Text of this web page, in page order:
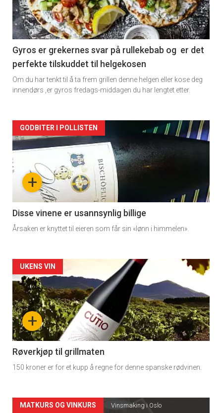
nå
-
2
Gyros er grekernes svar på rullekebab og er det
perfekte tilskuddet til helgekosen
Om du har tenkt til å ta frem grillen denne helgen eller kose deg
innendørs ,er gyros fredags-middagen du har lengtet etter.
Forsiden
akkurat
nå
3
+
GODBITER I POLLISTEN
Disse vinene er usannsynlig billige
Årsaken er knyttet til eieren som får sin «lønn i himmelen».
Forsiden
akkurat
nå
-
4
+
UKENS VIN
Røverkjøp til grillmaten
150 kroner er for et kupp å regne for denne spanske rødvinen.
Forsiden
MATKURS OG VINKURS Vinsmaking i Oslo